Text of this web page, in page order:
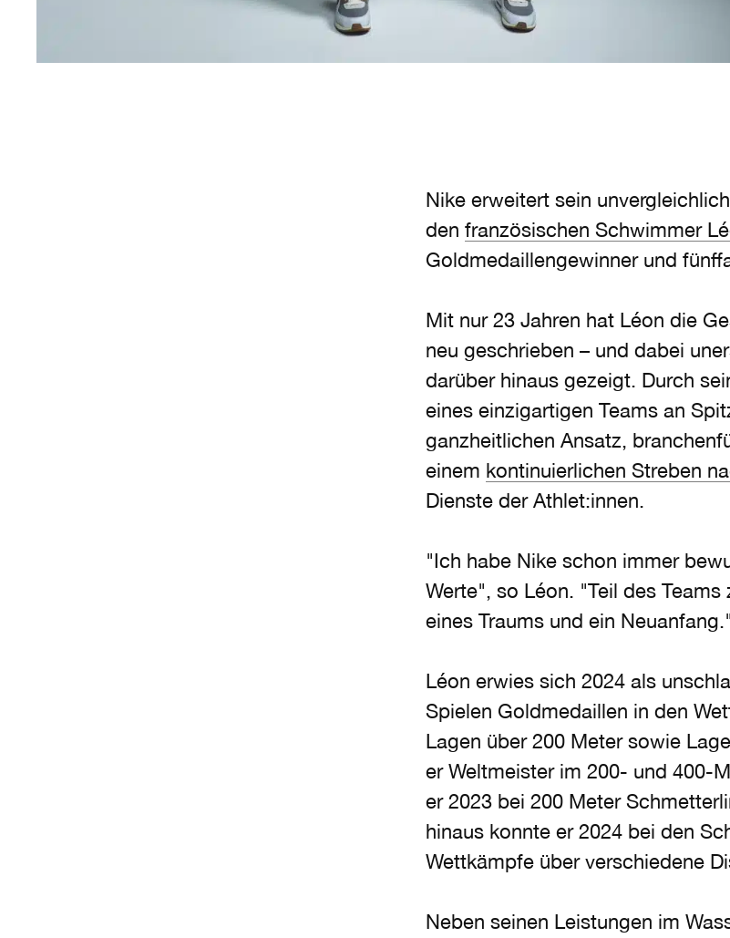
Nike erweitert sein
den französischen Schwimmer
Goldmedaillengewinner und
Mit nur 23 Jahren hat Léon die
neu geschrieben – und dabei
darüber hinaus gezeigt. Durch
eines einzigartigen Teams an
ganzheitlichen Ansatz,
einem kontinuierlichen Streben
Dienste der Athlet:innen.​
"Ich habe Nike schon immer
Werte", so Léon. "Teil des
eines Traums und ein Neuanfang."
Léon erwies sich 2024 als
Spielen Goldmedaillen in den
Lagen über 200 Meter sowie
er Weltmeister im 200- und 400-
er 2023 bei 200 Meter
hinaus konnte er 2024 bei den
Wettkämpfe über verschiedene
Neben seinen Leistungen im